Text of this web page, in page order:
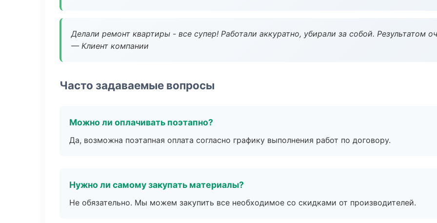
Делали ремонт квартиры - все супер! Работали аккуратно, убирали за собой. Результатом
— Клиент компании
Часто задаваемые вопросы
Можно ли оплачивать поэтапно?
Да, возможна поэтапная оплата согласно графику выполнения работ по договору.
Нужно ли самому закупать материалы?
Не обязательно. Мы можем закупить все необходимое со скидками от производителей.